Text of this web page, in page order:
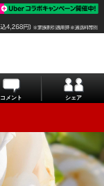
コメント シェア